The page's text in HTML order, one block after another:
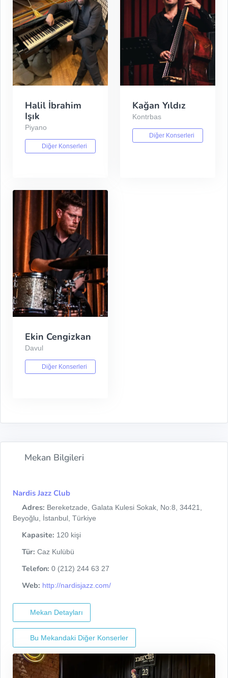
Halil İbrahim
Işık
Piyano
Diğer Konserleri
Kağan Yıldız
Kontrbas
Diğer Konserleri
Ekin Cengizkan
Davul
Diğer Konserleri
Mekan Bilgileri
Nardis Jazz Club
Adres: Bereketzade, Galata Kulesi Sokak, No:8, 34421,
Beyoğlu, İstanbul, Türkiye
Kapasite: 120 kişi
Tür: Caz Kulübü
Telefon: 0 (212) 244 63 27
Web: http://nardisjazz.com/
Mekan Detayları
Bu Mekandaki Diğer Konserler